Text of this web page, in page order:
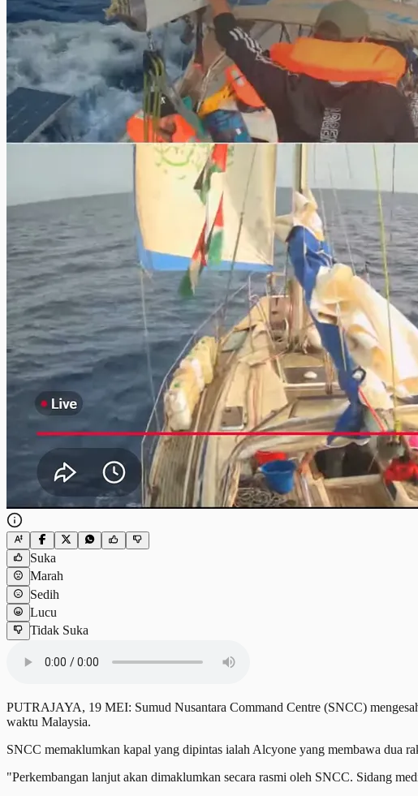
Suka
Marah
Sedih
Lucu
Tidak Suka
PUTRAJAYA, 19 MEI: Sumud Nusantara Command Centre (SNCC)
waktu Malaysia.
SNCC memaklumkan kapal yang dipintas ialah Alcyone yang membawa dua
"Perkembangan lanjut akan dimaklumkan secara rasmi oleh SNCC. Sidang